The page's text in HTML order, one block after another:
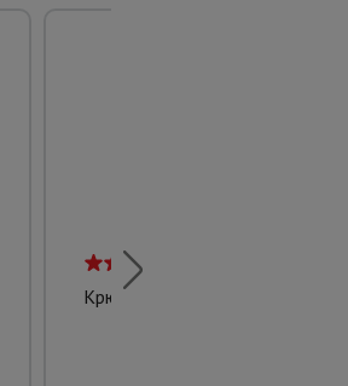
Крюк для вязки проволоки